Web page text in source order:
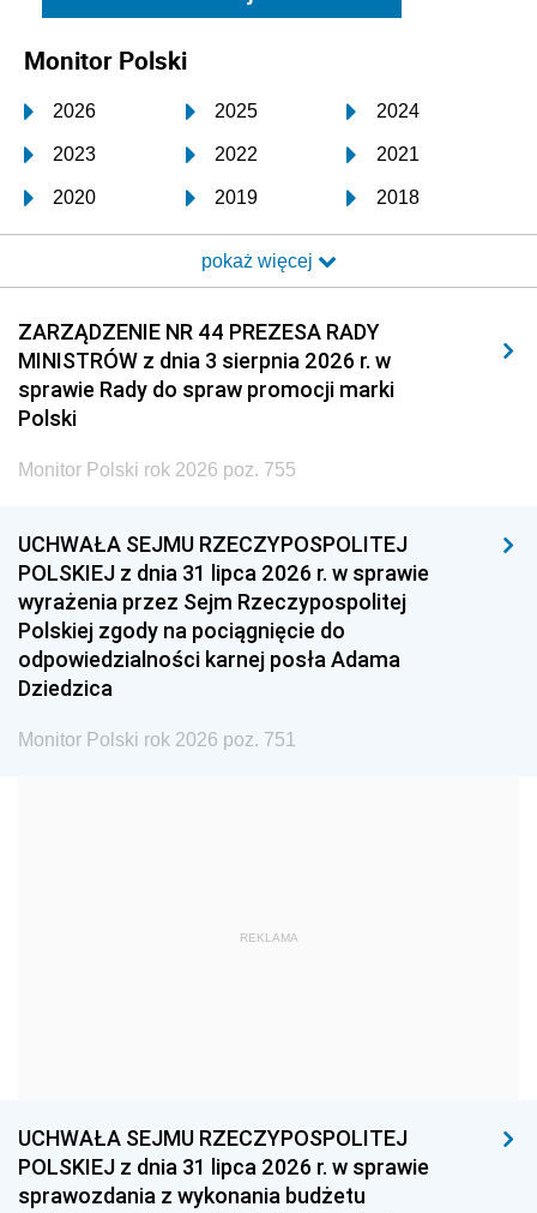
Monitor Polski
2026 2025 2024
2023 2022 2021
2020 2019 2018
2017 2016 2015
2014 2013 2012
2011 2010 2009
2008 2007 2006
2005
1996 1995 1994
1993 1992 1991
1990 1989
1987 1986 1985
1968
1954 1953 1952
1951 1950
pokaż więcej
ZARZĄDZENIE NR 44 PREZESA RADY
MINISTRÓW z dnia 3 sierpnia 2026 r. w
sprawie Rady do spraw promocji marki
Polski
Monitor Polski rok 2026 poz. 755
UCHWAŁA SEJMU RZECZYPOSPOLITEJ
POLSKIEJ z dnia 31 lipca 2026 r. w sprawie
wyrażenia przez Sejm Rzeczypospolitej
Polskiej zgody na pociągnięcie do
odpowiedzialności karnej posła Adama
Dziedzica
Monitor Polski rok 2026 poz. 751
REKLAMA
UCHWAŁA SEJMU RZECZYPOSPOLITEJ
POLSKIEJ z dnia 31 lipca 2026 r. w sprawie
sprawozdania z wykonania budżetu